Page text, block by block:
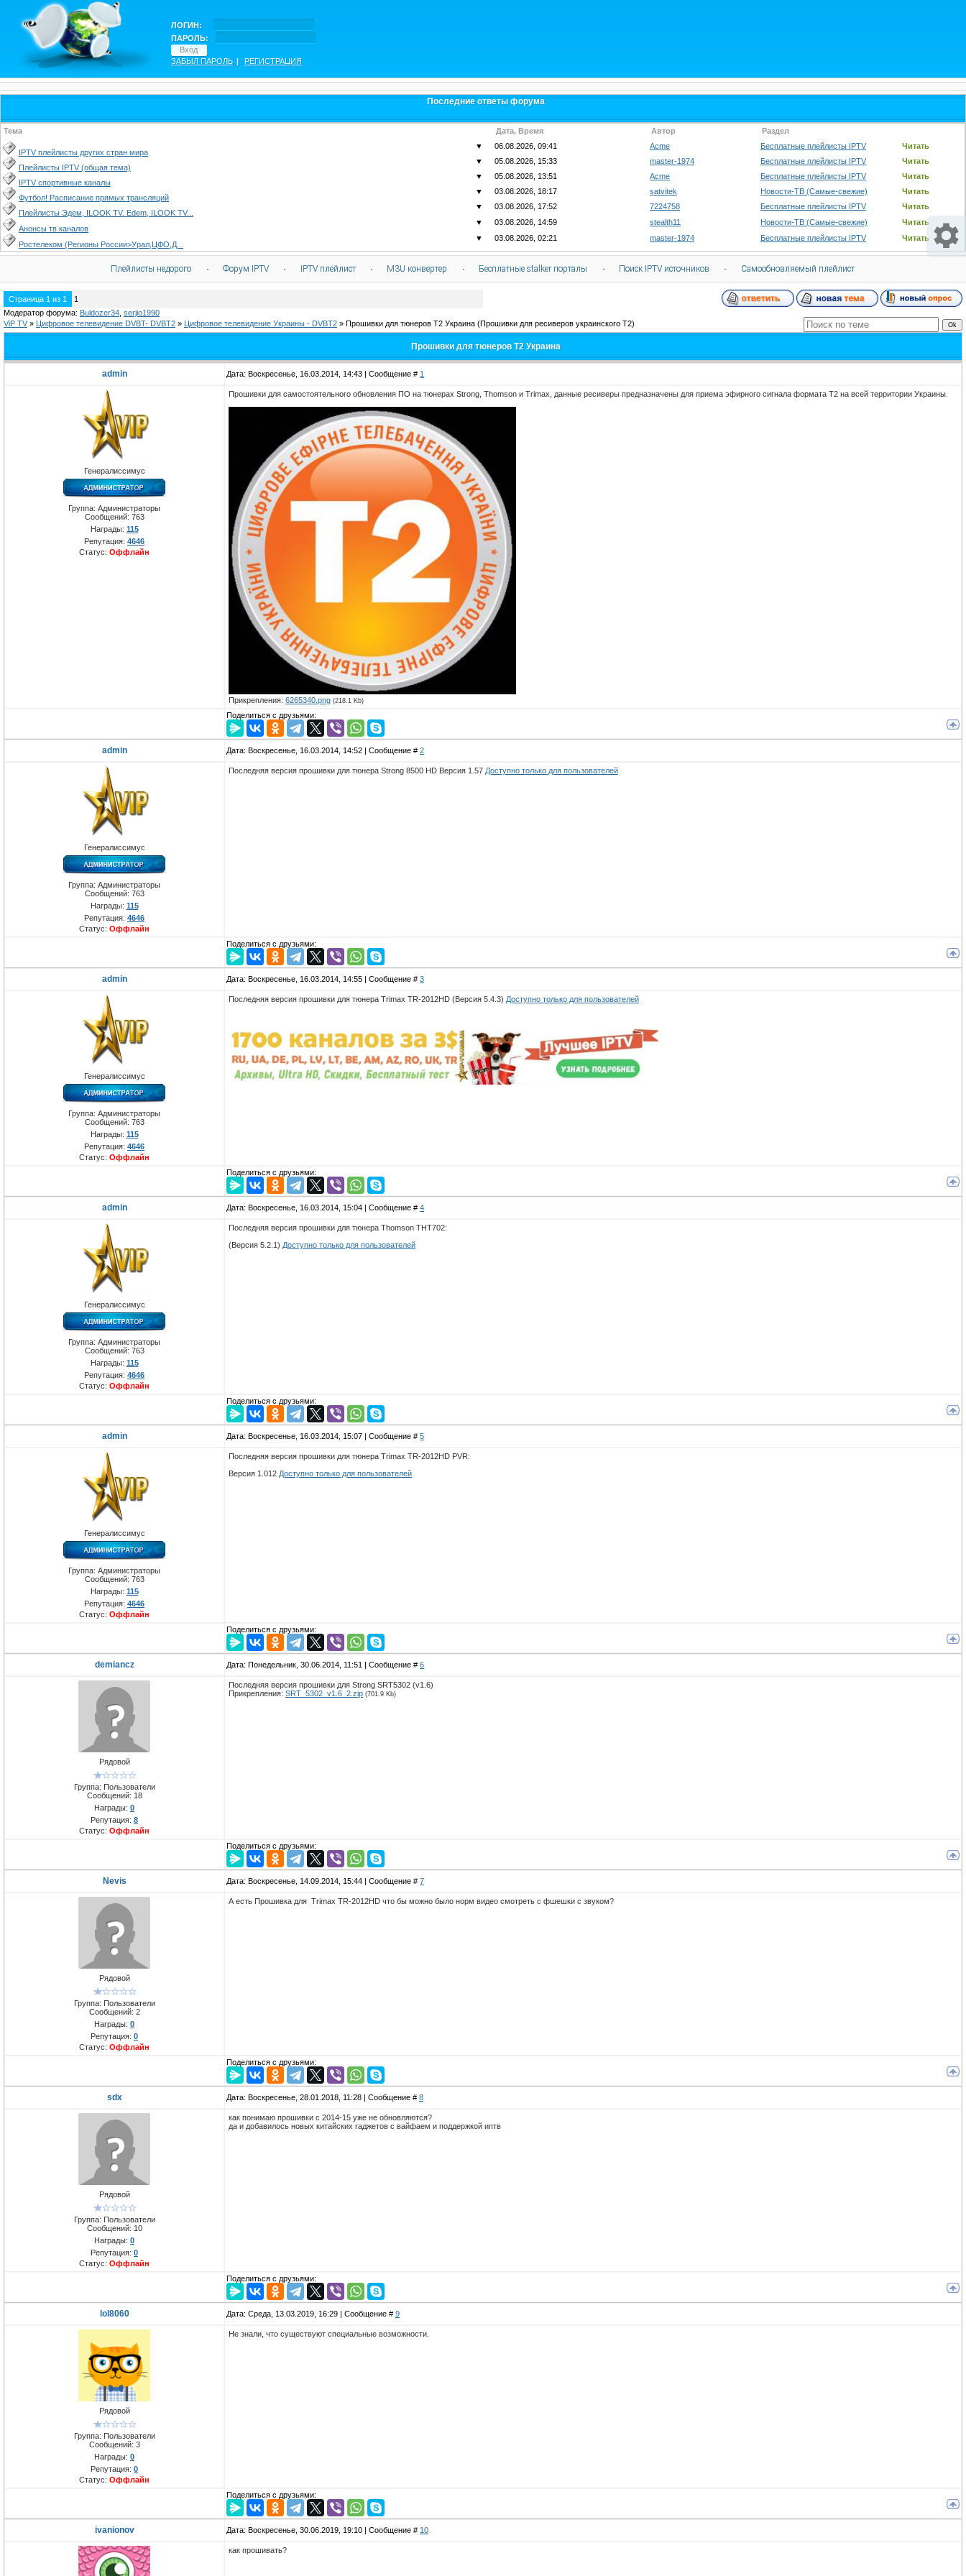
ЛОГИН:
ПАРОЛЬ:
ЗАБЫЛ ПАРОЛЬ | РЕГИСТРАЦИЯ
Последние ответы форума
Тема Дата, Время Автор Раздел
IPTV плейлисты других стран мира
▼ 06.08.2026, 09:41 Acme Бесплатные плейлисты IPTV Читать
Плейлисты IPTV (общая тема)
▼ 05.08.2026, 15:33 master-1974 Бесплатные плейлисты IPTV Читать
IPTV спортивные каналы
▼ 05.08.2026, 13:51 Acme Бесплатные плейлисты IPTV Читать
Футбол! Расписание прямых трансляций
▼ 03.08.2026, 18:17 satvitek Новости-ТВ (Самые-свежие) Читать
Плейлисты Эдем, ILOOK TV. Edem, ILOOK TV...
▼ 03.08.2026, 17:52 7224758 Бесплатные плейлисты IPTV Читать
Анонсы тв каналов
▼ 03.08.2026, 14:59 stealth11 Новости-ТВ (Самые-свежие) Читать
Ростелеком (Регионы России>Урал,ЦФО,Д...
▼ 03.08.2026, 02:21 master-1974 Бесплатные плейлисты IPTV Читать
Плейлисты недорого · Форум IPTV · IPTV плейлист · M3U конвертер · Бесплатные stalker порталы · Поиск IPTV источников · Самообновляемый плейлист
Страница 1 из 1
1
Модератор форума: Buldozer34 serjio1990
ViP TV » Цифровое телевидение DVBT- DVBT2 » Цифровое телевидение Украины - DVBT2 » Прошивки для тюнеров Т2 Украина (Прошивки для ресиверов украинского Т2)
Прошивки для тюнеров Т2 Украина
admin Дата: Воскресенье, 16.03.2014, 14:43 | Сообщение # 1
Генералиссимус
Группа: Администраторы
Сообщений: 763
Награды: 115
Репутация: 4646
Статус: Оффлайн
Прошивки для самостоятельного обновления ПО на тюнерах Strong, Thomson и Trimax, данные ресиверы предназначены для приема эфирного сигнала формата T2 на всей территории Украины.
Прикрепления: 6265340.png (218.1 Kb)
Поделиться с друзьями:
admin Дата: Воскресенье, 16.03.2014, 14:52 | Сообщение # 2
Генералиссимус
Группа: Администраторы
Сообщений: 763
Награды: 115
Репутация: 4646
Статус: Оффлайн
Последняя версия прошивки для тюнера Strong 8500 HD Версия 1.57 Доступно только для пользователей
Поделиться с друзьями:
admin Дата: Воскресенье, 16.03.2014, 14:55 | Сообщение # 3
Генералиссимус
Группа: Администраторы
Сообщений: 763
Награды: 115
Репутация: 4646
Статус: Оффлайн
Последняя версия прошивки для тюнера Trimax TR-2012HD (Версия 5.4.3) Доступно только для пользователей
Поделиться с друзьями:
admin Дата: Воскресенье, 16.03.2014, 15:04 | Сообщение # 4
Генералиссимус
Группа: Администраторы
Сообщений: 763
Награды: 115
Репутация: 4646
Статус: Оффлайн
Последняя версия прошивки для тюнера Thomson THT702:
(Версия 5.2.1) Доступно только для пользователей
Поделиться с друзьями:
admin Дата: Воскресенье, 16.03.2014, 15:07 | Сообщение # 5
Генералиссимус
Группа: Администраторы
Сообщений: 763
Награды: 115
Репутация: 4646
Статус: Оффлайн
Последняя версия прошивки для тюнера Trimax TR-2012HD PVR:
Версия 1.012 Доступно только для пользователей
Поделиться с друзьями:
demiancz Дата: Понедельник, 30.06.2014, 11:51 | Сообщение # 6
Рядовой
Группа: Пользователи
Сообщений: 18
Награды: 0
Репутация: 8
Статус: Оффлайн
Последняя версия прошивки для Strong SRT5302 (v1.6)
Прикрепления: SRT_5302_v1.6_2.zip (701.9 Kb)
Поделиться с друзьями:
Nevis Дата: Воскресенье, 14.09.2014, 15:44 | Сообщение # 7
Рядовой
Группа: Пользователи
Сообщений: 2
Награды: 0
Репутация: 0
Статус: Оффлайн
А есть Прошивка для Trimax TR-2012HD что бы можно было норм видео смотреть с фшешки с звуком?
Поделиться с друзьями:
sdx Дата: Воскресенье, 28.01.2018, 11:28 | Сообщение # 8
Рядовой
Группа: Пользователи
Сообщений: 10
Награды: 0
Репутация: 0
Статус: Оффлайн
как понимаю прошивки с 2014-15 уже не обновляются?
да и добавилось новых китайских гаджетов с вайфаем и поддержкой иптв
Поделиться с друзьями:
lol8060 Дата: Среда, 13.03.2019, 16:29 | Сообщение # 9
Рядовой
Группа: Пользователи
Сообщений: 3
Награды: 0
Репутация: 0
Статус: Оффлайн
Не знали, что существуют специальные возможности.
Поделиться с друзьями:
ivanionov Дата: Воскресенье, 30.06.2019, 19:10 | Сообщение # 10
как прошивать?